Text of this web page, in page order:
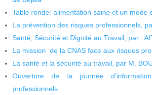
Table ronde: alimentation saine et un mode
La prévention des risques professionnels,
Santé, Sécurité et Dignité au Travail, par :
La mission de la CNAS face aux risques
La santé et la sécurité au travail, par M.
Ouverture de la journée
professionnels